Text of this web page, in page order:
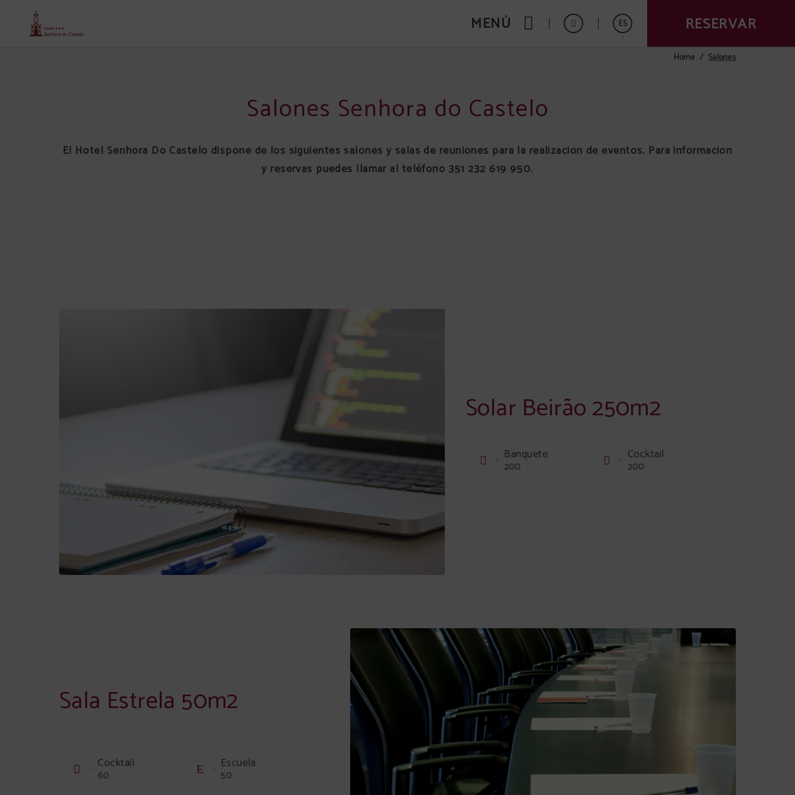
MENÚ ES RESERVAR
Home Salones
Salones Senhora do Castelo
El Hotel Senhora Do Castelo dispone de los siguientes salones y salas de reuniones para la realización de eventos. Para información
y reservas puedes llamar al teléfono 351 232 619 950.
Solar Beirão 250m2
Banquete
200
Cocktail
200
Sala Estrela 50m2
Cocktail
60
Escuela
50